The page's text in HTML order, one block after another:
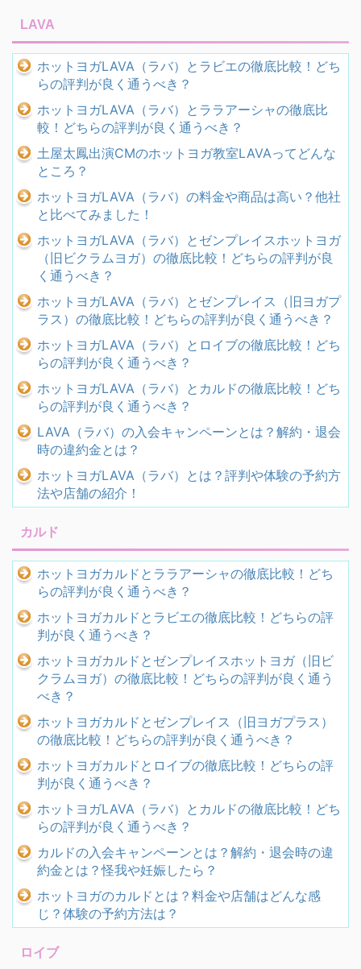
LAVA
ホットヨガLAVA（ラバ）とラビエの徹底比較！どち
らの評判が良く通うべき？
ホットヨガLAVA（ラバ）とララアーシャの徹底比
較！どちらの評判が良く通うべき？
土屋太鳳出演CMのホットヨガ教室LAVAってどんな
ところ？
ホットヨガLAVA（ラバ）の料金や商品は高い？他社
と比べてみました！
ホットヨガLAVA（ラバ）とゼンプレイスホットヨガ
（旧ビクラムヨガ）の徹底比較！どちらの評判が良
く通うべき？
ホットヨガLAVA（ラバ）とゼンプレイス（旧ヨガプ
ラス）の徹底比較！どちらの評判が良く通うべき？
ホットヨガLAVA（ラバ）とロイブの徹底比較！どち
らの評判が良く通うべき？
ホットヨガLAVA（ラバ）とカルドの徹底比較！どち
らの評判が良く通うべき？
LAVA（ラバ）の入会キャンペーンとは？解約・退会
時の違約金とは？
ホットヨガLAVA（ラバ）とは？評判や体験の予約方
法や店舗の紹介！
カルド
ホットヨガカルドとララアーシャの徹底比較！どち
らの評判が良く通うべき？
ホットヨガカルドとラビエの徹底比較！どちらの評
判が良く通うべき？
ホットヨガカルドとゼンプレイスホットヨガ（旧ビ
クラムヨガ）の徹底比較！どちらの評判が良く通う
べき？
ホットヨガカルドとゼンプレイス（旧ヨガプラス）
の徹底比較！どちらの評判が良く通うべき？
ホットヨガカルドとロイブの徹底比較！どちらの評
判が良く通うべき？
ホットヨガLAVA（ラバ）とカルドの徹底比較！どち
らの評判が良く通うべき？
カルドの入会キャンペーンとは？解約・退会時の違
約金とは？怪我や妊娠したら？
ホットヨガのカルドとは？料金や店舗はどんな感
じ？体験の予約方法は？
ロイブ